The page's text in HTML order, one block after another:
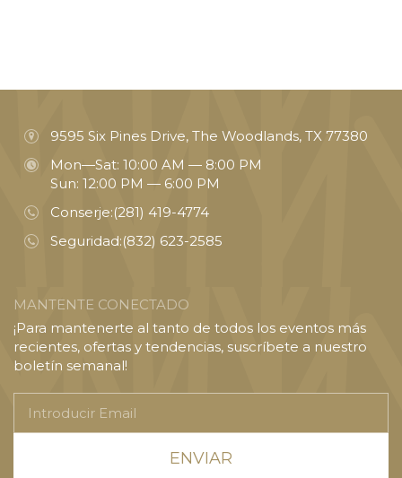
9595 Six Pines Drive, The Woodlands, TX 77380
Mon—Sat: 10:00 AM — 8:00 PM
Sun: 12:00 PM — 6:00 PM
Conserje:(281) 419-4774
Seguridad:(832) 623-2585
MANTENTE CONECTADO
¡Para mantenerte al tanto de todos los eventos más
recientes, ofertas y tendencias, suscríbete a nuestro
boletín semanal!
Email